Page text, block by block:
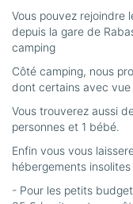
Vous pouvez rejoindre
depuis la gare de
camping
Côté camping, nous
dont certains avec
Vous trouverez aussi
personnes et 1 bébé.
Enfin vous vous
hébergements
- Pour les petits